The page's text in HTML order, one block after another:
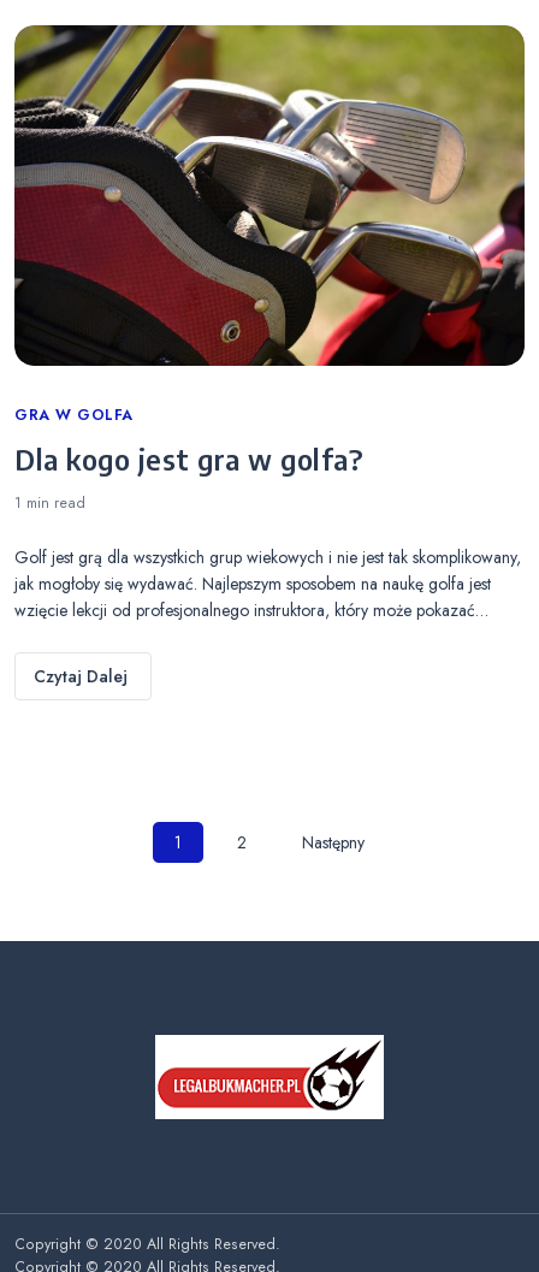
Categories
GRA W GOLFA
Dla kogo jest gra w golfa?
1 min read
Golf jest grą dla wszystkich grup wiekowych i nie jest tak skomplikowany,
jak mogłoby się wydawać. Najlepszym sposobem na naukę golfa jest
wzięcie lekcji od profesjonalnego instruktora, który może pokazać…
Czytaj Dalej
Nawigacja
1 2 Następny
Copyright © 2020 All Rights Reserved.
Copyright © 2020 All Rights Reserved.